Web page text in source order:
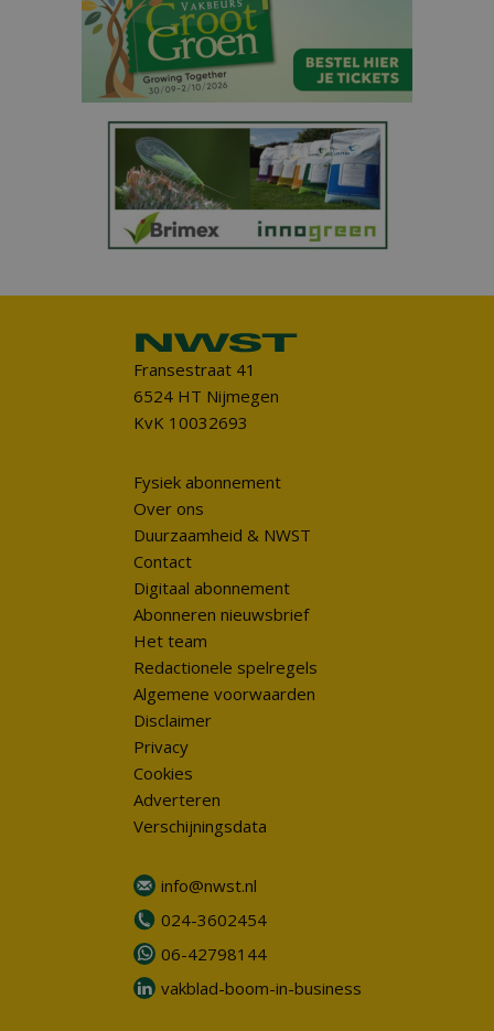
Fransestraat 41
6524 HT Nijmegen
KvK 10032693
Fysiek abonnement
Over ons
Duurzaamheid & NWST
Contact
Digitaal abonnement
Abonneren nieuwsbrief
Het team
Redactionele spelregels
Algemene voorwaarden
Disclaimer
Privacy
Cookies
Adverteren
Verschijningsdata
info@nwst.nl
024-3602454
06-42798144
vakblad-boom-in-business